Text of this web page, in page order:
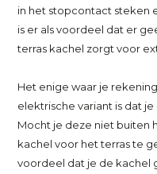
in het stopcontact steken
is er als voordeel dat er
terras kachel zorgt voor
Het enige waar je
elektrische variant is dat
Mocht je deze niet buiten
kachel voor het terras te
voordeel dat je de kachel